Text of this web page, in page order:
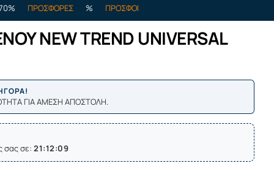
ΠΡΟΣΦΟΡΕΣ % ΠΡΟΣΦΟΡΕΣ %
NEW TREND UNIVERSAL
ΓΙΑ ΑΜΕΣΗ ΑΠΟΣΤΟΛΗ.
σας σε: 21:12:09